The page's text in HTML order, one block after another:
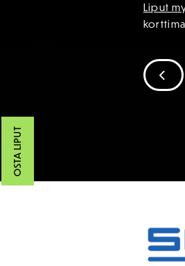
Liput
SPONSORIT
OSTA LIPUT